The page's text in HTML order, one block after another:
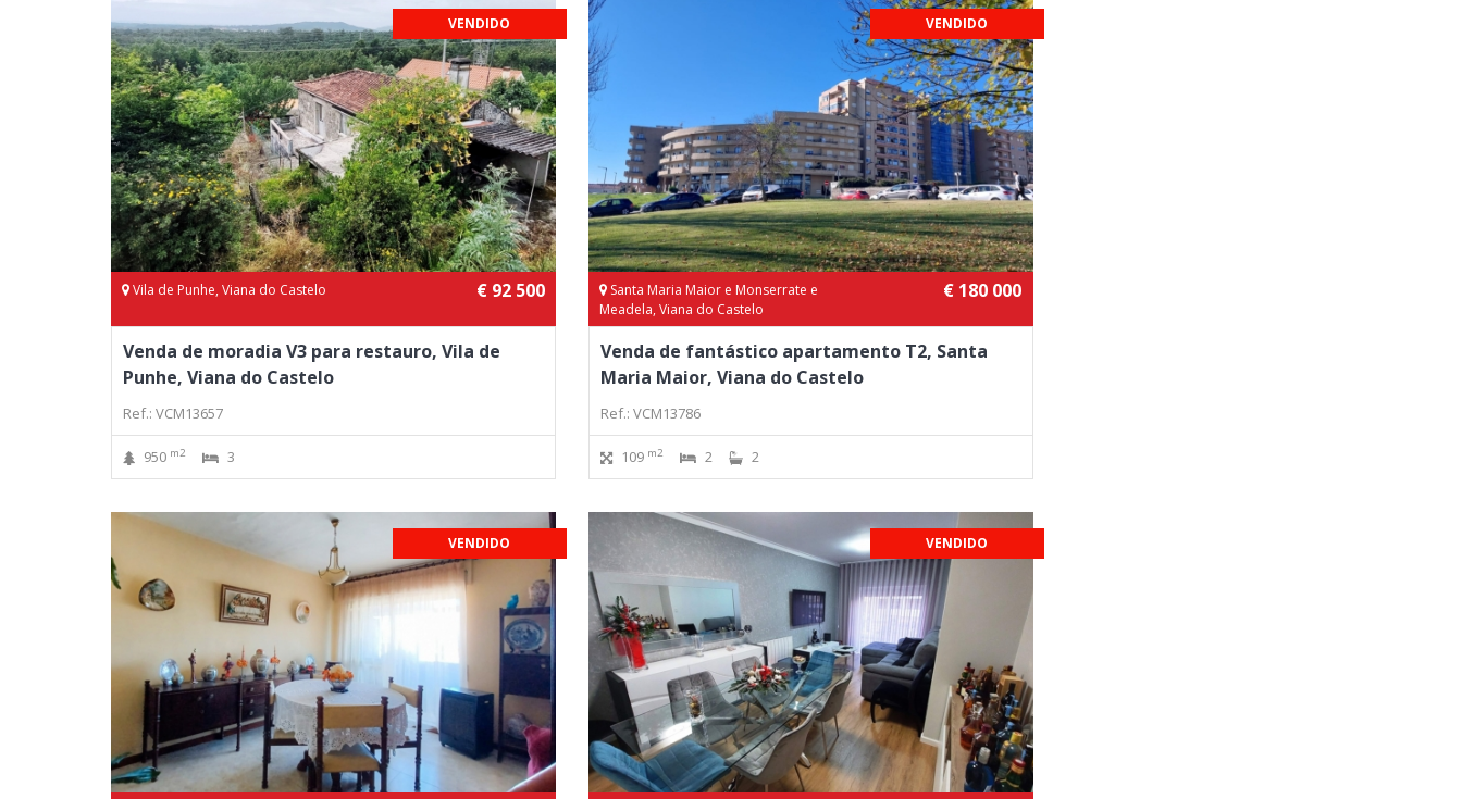
VENDIDO
Vila de Punhe, Viana do Castelo € 92 500
Venda de moradia V3 para restauro, Vila de
Punhe, Viana do Castelo
Ref.: VCM13657
950 m2 3
VENDIDO
Santa Maria Maior e Monserrate e
Meadela, Viana do Castelo
€ 180 000
Venda de fantástico apartamento T2, Santa
Maria Maior, Viana do Castelo
Ref.: VCM13786
109 m2 2 2
VENDIDO VENDIDO